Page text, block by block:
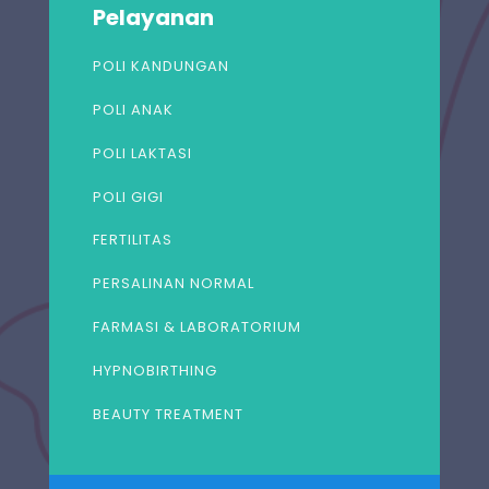
Pelayanan
POLI KANDUNGAN
POLI ANAK
POLI LAKTASI
POLI GIGI
FERTILITAS
PERSALINAN NORMAL
FARMASI & LABORATORIUM
HYPNOBIRTHING
BEAUTY TREATMENT